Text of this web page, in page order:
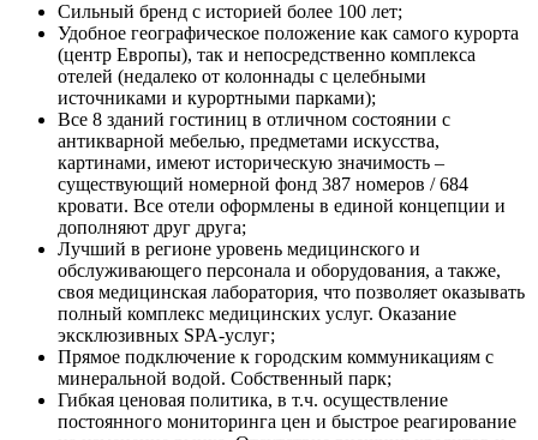
Сильный бренд с историей более 100 лет;
Удобное географическое положение как самого курорта
(центр Европы), так и непосредственно комплекса
отелей (недалеко от колоннады с целебными
источниками и курортными парками);
Все 8 зданий гостиниц в отличном состоянии с
антикварной мебелью, предметами искусства,
картинами, имеют историческую значимость –
существующий номерной фонд 387 номеров / 684
кровати. Все отели оформлены в единой концепции и
дополняют друг друга;
Лучший в регионе уровень медицинского и
обслуживающего персонала и оборудования, а также,
своя медицинская лаборатория, что позволяет оказывать
полный комплекс медицинских услуг. Оказание
эксклюзивных SPA-услуг;
Прямое подключение к городским коммуникациям с
минеральной водой. Собственный парк;
Гибкая ценовая политика, в т.ч. осуществление
постоянного мониторинга цен и быстрое реагирование